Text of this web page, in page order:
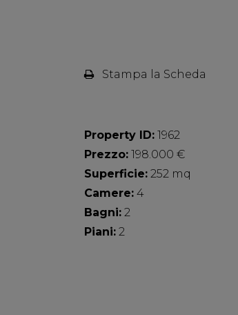
Stampa la Scheda
Property ID: 1962
Prezzo: 198.000 €
Superficie: 252 mq
Camere: 4
Bagni: 2
Piani: 2